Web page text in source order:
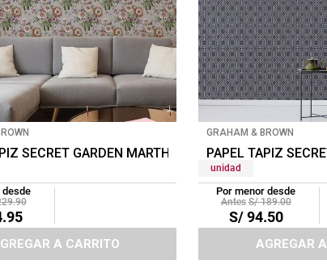
SECRET GARDEN MARTHA 0.52X10 MTS MAUVE
desde
.90
.95
A CARRITO
GRAHAM & BROWN
PAPEL TAPIZ
unidad
Por menor desde
S/ 189.00
S/ 94.50
AGREGAR